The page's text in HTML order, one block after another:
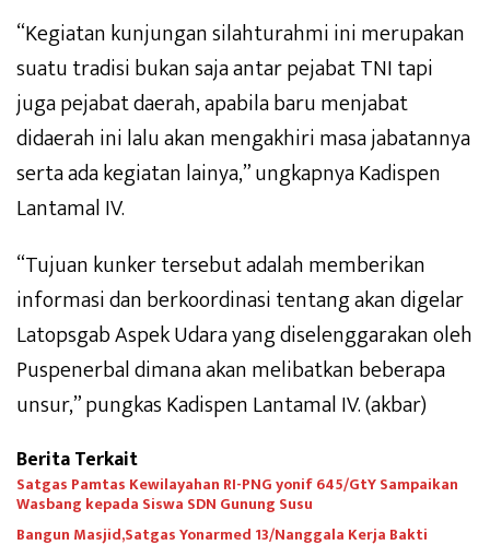
“Kegiatan kunjungan silahturahmi ini merupakan
suatu tradisi bukan saja antar pejabat TNI tapi
juga pejabat daerah, apabila baru menjabat
didaerah ini lalu akan mengakhiri masa jabatannya
serta ada kegiatan lainya,” ungkapnya Kadispen
Lantamal IV.
“Tujuan kunker tersebut adalah memberikan
informasi dan berkoordinasi tentang akan digelar
Latopsgab Aspek Udara yang diselenggarakan oleh
Puspenerbal dimana akan melibatkan beberapa
unsur,” pungkas Kadispen Lantamal IV. (akbar)
Berita Terkait
Satgas Pamtas Kewilayahan RI-PNG yonif 645/GtY Sampaikan
Wasbang kepada Siswa SDN Gunung Susu
Bangun Masjid,Satgas Yonarmed 13/Nanggala Kerja Bakti